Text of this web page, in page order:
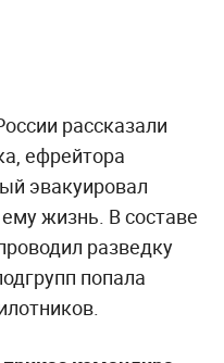
рассказали
ефрейтора
эвакуировал
жизнь. В составе
разведку
попала